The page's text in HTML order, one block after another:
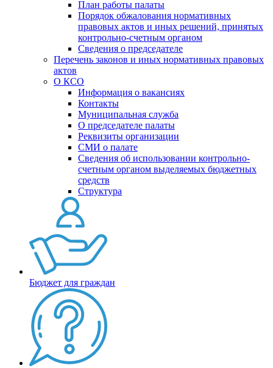
План работы палаты
Порядок обжалования нормативных
правовых актов и иных решений, принятых
контрольно-счетным органом
Сведения о председателе
Перечень законов и иных нормативных правовых
актов
О КСО
Информация о вакансиях
Контакты
Муниципальная служба
О председателе палаты
Реквизиты организации
СМИ о палате
Сведения об использовании контрольно-
счетным органом выделяемых бюджетных
средств
Структура
Бюджет для граждан